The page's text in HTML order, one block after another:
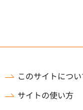
このサイトについ
サイトの使い方